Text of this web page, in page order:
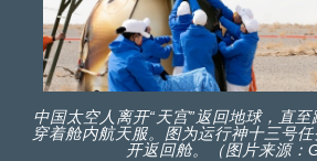
中国太空人离开“天宫”返回地球，直
穿着舱内航天服。图为运行神十三号
开返回舱。（图片来源：